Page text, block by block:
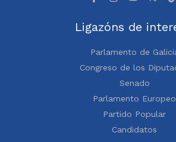
Ligazóns de
Parlamento de
Congreso de los
Senado
Parlamento Europeo
Partido Popular
Candidatos